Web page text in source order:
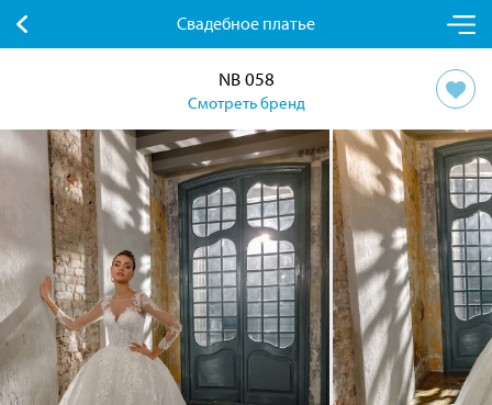
Свадебное платье
NB 058
Смотреть бренд